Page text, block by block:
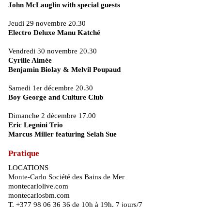
John McLauglin with special guests
Jeudi 29 novembre 20.30
Electro Deluxe Manu Katché
Vendredi 30 novembre 20.30
Cyrille Aimée
Benjamin Biolay & Melvil Poupaud
Samedi 1er décembre 20.30
Boy George and Culture Club
Dimanche 2 décembre 17.00
Eric Legnini Trio
Marcus Miller featuring Selah Sue
Pratique
LOCATIONS
Monte-Carlo Société des Bains de Mer
montecarlolive.com
montecarlosbm.com
T. +377 98 06 36 36 de 10h à 19h, 7 jours/7